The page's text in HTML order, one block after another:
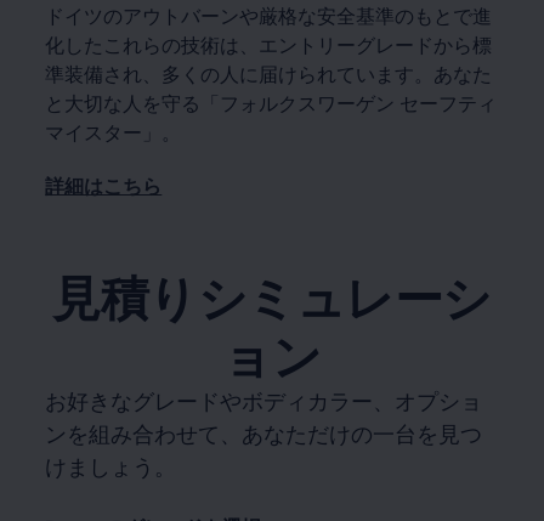
ドイツのアウトバーンや厳格な安全基準のもとで進
化したこれらの技術は、エントリーグレードから標
準装備され、多くの人に届けられています。あなた
と大切な人を守る「フォルクスワーゲン セーフティ
マイスター」。
詳細はこちら
見積りシミュレーシ
ョン
お好きなグレードやボディカラー、オプショ
ンを組み合わせて、あなただけの一台を見つ
けましょう。